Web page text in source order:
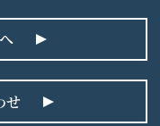
せ